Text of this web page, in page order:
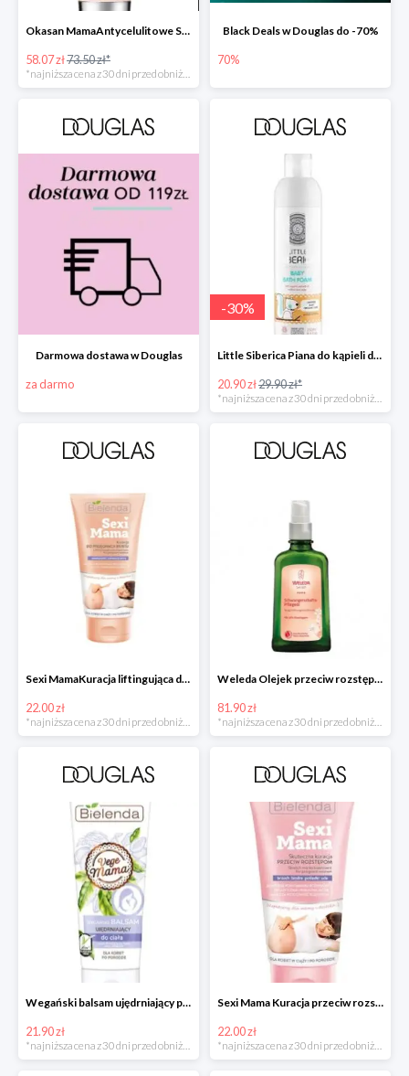
Okasan MamaAntycelulitowe Serum Nawilżające -20%
58.07 zł73.50 zł*
*najniższa cena z 30 dni przed obniżką
Black Deals w Douglas do -70%
70%
Darmowa dostawa w Douglas
za darmo
-30%
Little Siberica Piana do kąpieli dla dzieci -30%
20.90 zł29.90 zł*
Sexi MamaKuracja liftingująca do biustu w super cenie
22.00 zł
*najniższa cena z 30 dni przed obniżką
Weleda Olejek przeciw rozstępom
81.90 zł
*najniższa cena z 30 dni przed obniżką
Wegański balsam ujędrniający po porodzie w super cenie
21.90 zł
*najniższa cena z 30 dni przed obniżką
Sexi Mama Kuracja przeciw rozstępom w super cenie
22.00 zł
*najniższa cena z 30 dni przed obniżką